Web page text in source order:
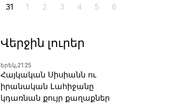
31
1 2 3 4 5 6
Վերջին լուրեր
երեկ,21:25
Հայկական Սիսիանն ու
իրանական Լահիջանը
կդառնան քույր քաղաքներ